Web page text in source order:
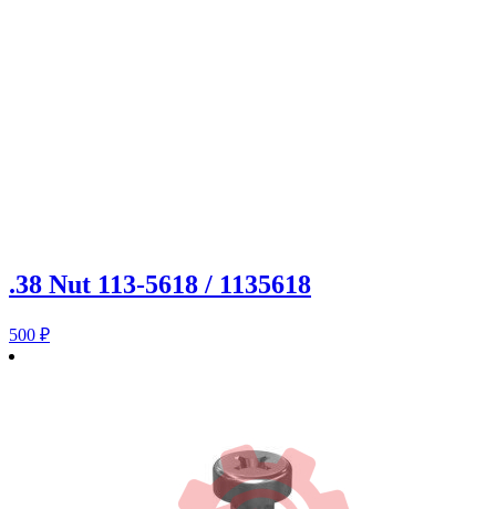
.38 Nut 113-5618 / 1135618
500 ₽